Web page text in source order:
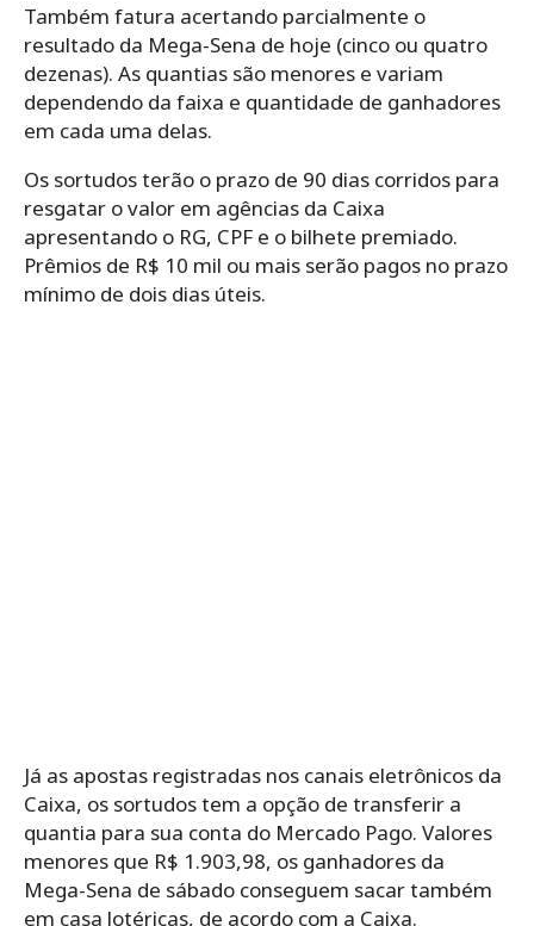
Também fatura acertando parcialmente o
resultado da Mega-Sena de hoje (cinco ou quatro
dezenas). As quantias são menores e variam
dependendo da faixa e quantidade de ganhadores
em cada uma delas.
Os sortudos terão o prazo de 90 dias corridos para
resgatar o valor em agências da Caixa
apresentando o RG, CPF e o bilhete premiado.
Prêmios de R$ 10 mil ou mais serão pagos no prazo
mínimo de dois dias úteis.
Já as apostas registradas nos canais eletrônicos da
Caixa, os sortudos tem a opção de transferir a
quantia para sua conta do Mercado Pago. Valores
menores que R$ 1.903,98, os ganhadores da
Mega-Sena de sábado conseguem sacar também
em casa lotéricas, de acordo com a Caixa.